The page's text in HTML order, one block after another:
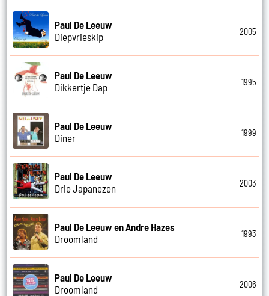
Paul De Leeuw
Diepvrieskip
2005
Paul De Leeuw
Dikkertje Dap
1995
Paul De Leeuw
Diner
1999
Paul De Leeuw
Drie Japanezen
2003
Paul De Leeuw en Andre Hazes
Droomland
1993
Paul De Leeuw
Droomland
2006